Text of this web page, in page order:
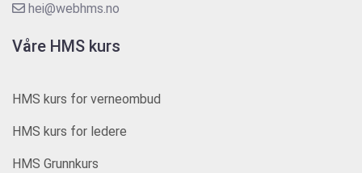
hei@webhms.no
Våre HMS kurs
HMS kurs for verneombud
HMS kurs for ledere
HMS Grunnkurs